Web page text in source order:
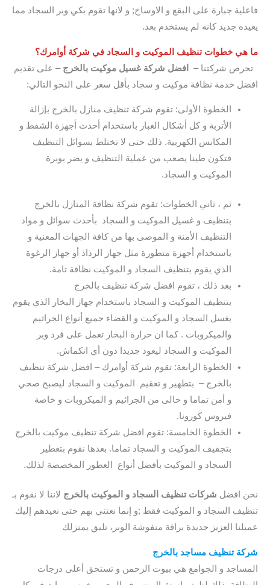
فاعلية جبارة على البقع و الاوساخ; و لانها تقوم بكي وبر السجاد مما
يعيده جديد كانه لم يستخدم بعد.
ما هي خطوات تنظيف الموكيت و السجاد في شركة أوامرك؟
تحرص شركتنا –
افضل شركة غسيل موكيت بالخرج – على تقديم
افضل خدمة نظافة موكيت و سجاد بأقل سعر على النحو التالي:
الخطوة الأولى: تقوم شركة تنظيف منازل بالخرج بإزالة
الأتربة و كل أشكال الغبار باستخدام أحدث أجهزة الشفط و
المكانس الكهربية. ذلك حتى لا تختلط بسوائل التنظيف
فتكون طينا يصعب من عملية التنظيف و يضر بوبرة
الموكيت و السجاد.
ثم ، ثاني الخطوات: تقوم شركة نظافة المنازل بالخرج
بتنظيف و غسيل الموكيت و السجاد بأحدث سوائل و مواد
التنظيف الأمنة و الموصى بها من كافة الجهات المعنية و
باستخدام أجهزة متطورة مثل جهاز الرذاذ أو جهاز الرغوة
الذي يقوم بتنظيف السجاد و الموكيت نظافة تامة.
بعد ذلك ، تقوم افضل شركة تنظيف بالخرج
بتنظيف الموكيت و السجاد باستخدام جهاز البخار الذي يقوم
بغسل السجاد و الموكيت و القضاء جميع أنواع الجراثيم
والميكروبات . كما ان حرارة البخار تعمل على فرد وبر
الموكيت و السجاد ليعود جديدا دون أي انكماش.
الخطوة الرابعة: تقوم شركة أوامرك – افضل شركة تنظيف
بالخرج – بتطهير و تعقيم الموكيت و السجاد ليصبح صحي
و أمن تماما و خالى من الجراثيم و الميكروبات و خاصة
فيروس كورونا.
الخطوة الخامسة: تقوم افضل شركة تنظيف موكيت بالخرج
بتجفيف الموكيت و السجاد تماما. بعدها نقوم بتعطير
السجاد و الموكيت بأفضل أنواع العطور المخصصة لذلك.
نحن افضل شركات تنظيف السجاد و الموكيت بالخرج لاننا لا نقوم بـ
تنظيف السجاد و الموكيت فقط ;و إنما نعتني بهم حتى نعيدهم إليك
عميلنا العزيز جديدة براقة منفوشة الوبر، تليق بمنزلك
شركة تنظيف مساجد بالخرج
المساجد و الجوامع هي بيوت الرحمن و تستحق أعلى درجات